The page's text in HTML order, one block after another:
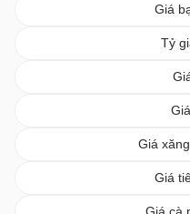
Giá
Tỷ
Giá
Giá